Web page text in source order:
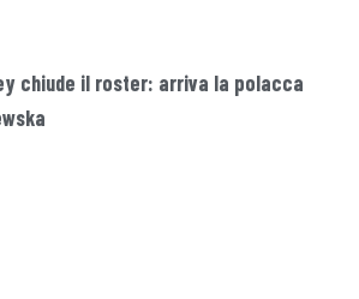
chiude il roster: arriva la polacca